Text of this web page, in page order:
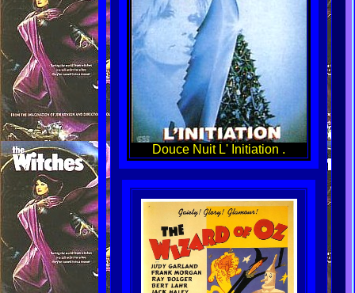
Douce Nuit L' Initiation .